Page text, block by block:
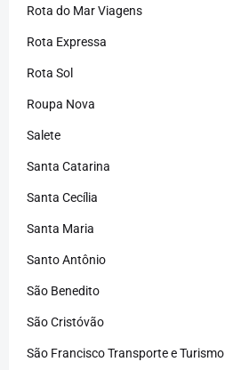
Rota do Mar Viagens
Rota Expressa
Rota Sol
Roupa Nova
Salete
Santa Catarina
Santa Cecília
Santa Maria
Santo Antônio
São Benedito
São Cristóvão
São Francisco Transporte e Turismo